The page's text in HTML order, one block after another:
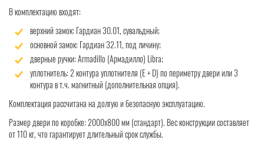
В комплектацию входят:
верхний замок: Гардиан 30.01, сувальдный;
основной замок: Гардиан 32.11, под личину;
дверные ручки: Armadillo (Армадилло) Libra;
уплотнитель: 2 контура уплотнителя (Е + D) по периметру двери или 3
контура в т.ч. магнитный (дополнительная опция).
Комплектация рассчитана на долгую и безопасную эксплуатацию.
Размер двери по коробке: 2000x800 мм (стандарт). Вес конструкции составляет
от 110 кг, что гарантирует длительный срок службы.